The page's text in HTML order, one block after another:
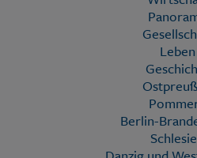
Leben
Berlin-